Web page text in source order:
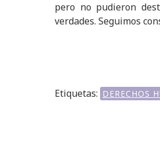
pero no pudieron
verdades. Seguimos
Etiquetas: DERECHOS